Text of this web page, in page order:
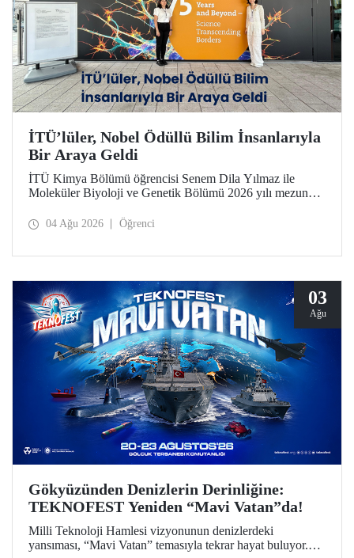
İTÜ’lüler, Nobel Ödüllü Bilim İnsanlarıyla
Bir Araya Geldi
İTÜ Kimya Bölümü öğrencisi Senem Dila Yılmaz ile
Moleküler Biyoloji ve Genetik Bölümü 2026 yılı mezunu
Etkinliklere Katılım Desteği kapsamında 75’inci Lindau
04 Ağu 2026 Öğrenci
03
Ağu
Gökyüzünden Denizlerin Derinliğine:
TEKNOFEST Yeniden “Mavi Vatan”da!
Milli Teknoloji Hamlesi vizyonunun denizlerdeki
yansıması, “Mavi Vatan” temasıyla tekrar hayat buluyor.